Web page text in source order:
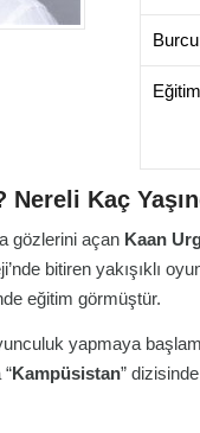
Kaç
gözlerini açan Kaan
bitiren yakışıklı
eğitim görmüştür.
yapmaya
Kampüsistan”